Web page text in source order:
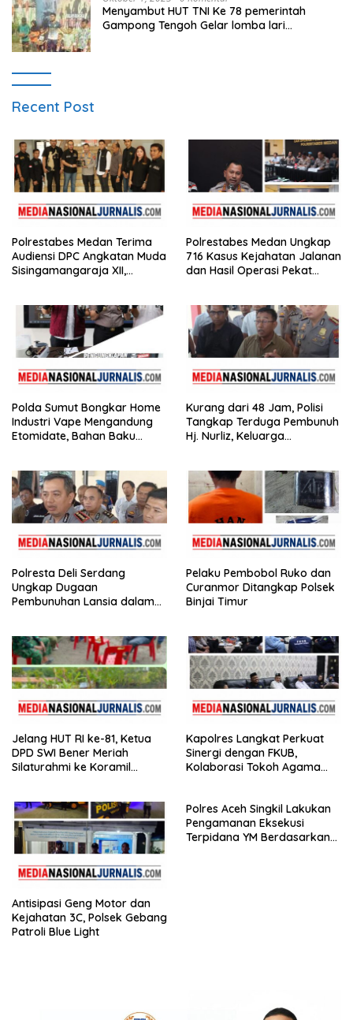
Menyambut HUT TNI Ke 78 pemerintah
Gampong Tengoh Gelar lomba lari
Recent Post
Polrestabes Medan Terima
Audiensi DPC Angkatan Muda
Sisingamangaraja XII,
Polrestabes Medan Ungkap
716 Kasus Kejahatan Jalanan
dan Hasil Operasi Pekat
Polda Sumut Bongkar Home
Industri Vape Mengandung
Etomidate, Bahan Baku
Kurang dari 48 Jam, Polisi
Tangkap Terduga Pembunuh
Hj. Nurliz, Keluarga
Polresta Deli Serdang
Ungkap Dugaan
Pembunuhan Lansia dalam
Pelaku Pembobol Ruko dan
Curanmor Ditangkap Polsek
Binjai Timur
Jelang HUT RI ke-81, Ketua
DPD SWI Bener Meriah
Silaturahmi ke Koramil
Kapolres Langkat Perkuat
Sinergi dengan FKUB,
Kolaborasi Tokoh Agama
Antisipasi Geng Motor dan
Kejahatan 3C, Polsek Gebang
Patroli Blue Light
Polres Aceh Singkil Lakukan
Pengamanan Eksekusi
Terpidana YM Berdasarkan